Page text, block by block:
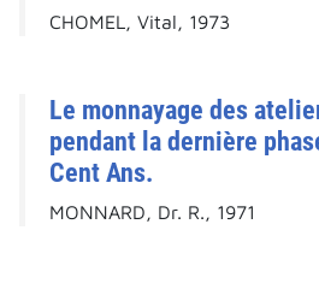
CHOMEL, Vital, 1973
Le monnayage des
pendant la dernière
Cent Ans.
MONNARD, Dr. R., 1971